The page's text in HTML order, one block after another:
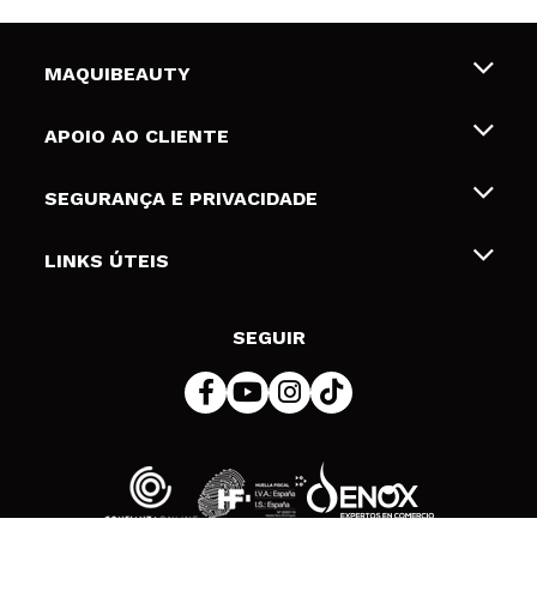
MAQUIBEAUTY
Sobre nós
Gift Cards
APOIO AO CLIENTE
Envios e Devoluções
Formas de pagamento
SEGURANÇA E PRIVACIDADE
Termos e Privacidade
LINKS ÚTEIS
SEGUIR